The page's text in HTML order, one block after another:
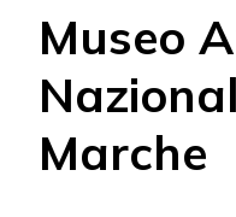
Museo
Marche